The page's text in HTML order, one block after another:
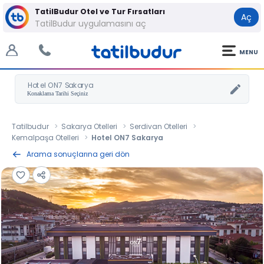
TatilBudur Otel ve Tur Fırsatları
TatilBudur uygulamasını aç
Aç
MENU
Hotel ON7 Sakarya
Tatilbudur Sakarya Otelleri
Serdivan Otelleri
Kemalpaşa Otelleri
Hotel ON7 Sakarya
Arama sonuçlarına geri dön